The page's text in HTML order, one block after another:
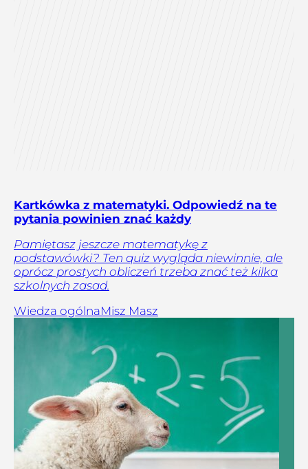
Kartkówka z matematyki. Odpowiedź na te
pytania powinien znać każdy
Pamiętasz jeszcze matematykę z
podstawówki? Ten quiz wygląda niewinnie, ale
oprócz prostych obliczeń trzeba znać też kilka
szkolnych zasad.
Wiedza ogólnaMisz Masz